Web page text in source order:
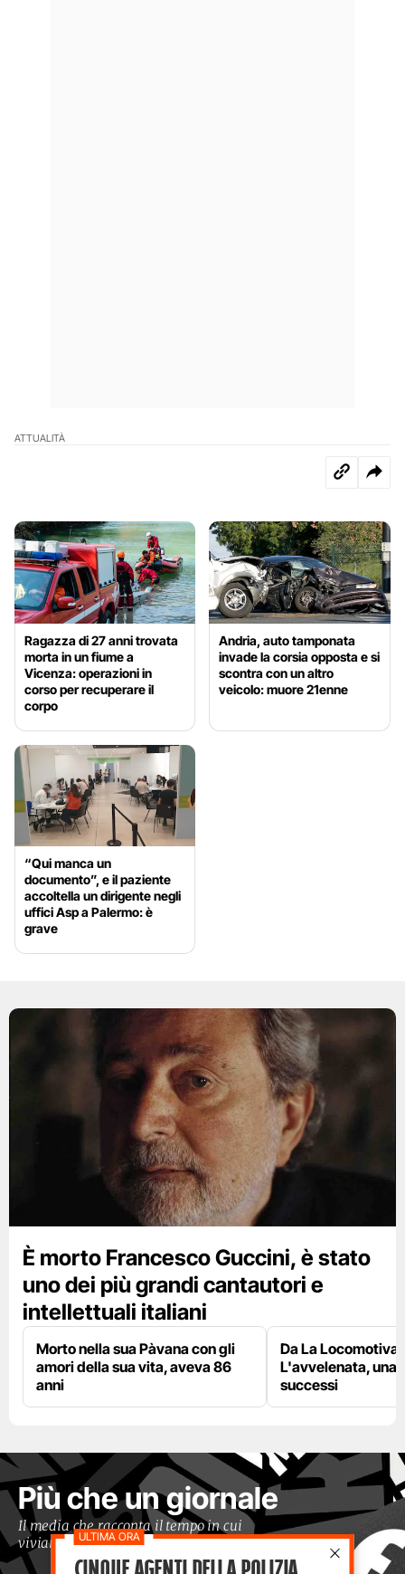
ATTUALITÀ
Ragazza di 27 anni trovata
morta in un fiume a
Vicenza: operazioni in
corso per recuperare il
corpo
Andria, auto tamponata
invade la corsia opposta e si
scontra con un altro
veicolo: muore 21enne
“Qui manca un
documento”, e il paziente
accoltella un dirigente negli
uffici Asp a Palermo: è
grave
È morto Francesco Guccini, è stato
uno dei più grandi cantautori e
intellettuali italiani
Morto nella sua Pàvana con gli
amori della sua vita, aveva 86
anni
Da La Locomotiva
L'avvelenata, una
successi
Più che un giornale
Il media che racconta il tempo in cui
viviamo con occhi moderni